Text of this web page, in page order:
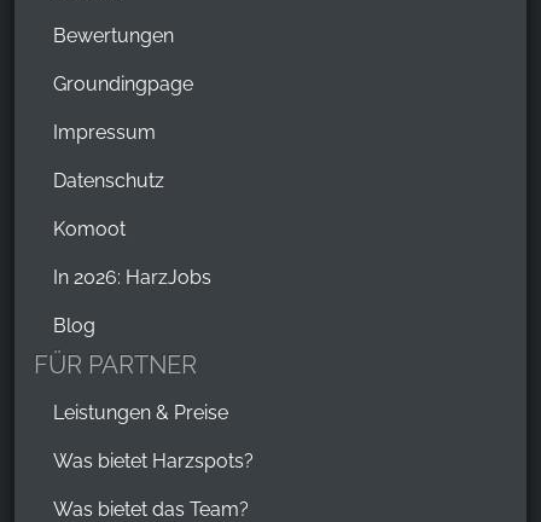
Bewertungen
Groundingpage
Impressum
Datenschutz
Komoot
In 2026: HarzJobs
Blog
FÜR PARTNER
Leistungen & Preise
Was bietet Harzspots?
Was bietet das Team?